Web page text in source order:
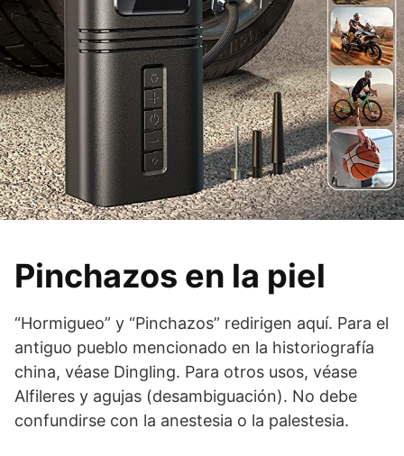
Pinchazos en la piel
“Hormigueo” y “Pinchazos” redirigen aquí. Para el
antiguo pueblo mencionado en la historiografía
china, véase Dingling. Para otros usos, véase
Alfileres y agujas (desambiguación). No debe
confundirse con la anestesia o la palestesia.